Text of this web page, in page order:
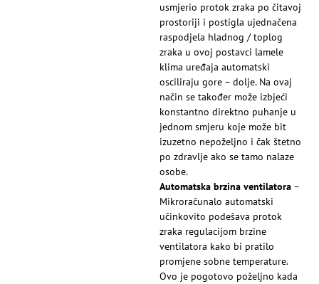
usmjerio protok zraka po čitavoj
prostoriji i postigla ujednačena
raspodjela hladnog / toplog
zraka u ovoj postavci lamele
klima uređaja automatski
osciliraju gore – dolje. Na ovaj
način se također može izbjeći
konstantno direktno puhanje u
jednom smjeru koje može bit
izuzetno nepoželjno i čak štetno
po zdravlje ako se tamo nalaze
osobe.
Automatska brzina ventilatora –
Mikroračunalo automatski
učinkovito podešava protok
zraka regulacijom brzine
ventilatora kako bi pratilo
promjene sobne temperature.
Ovo je pogotovo poželjno kada